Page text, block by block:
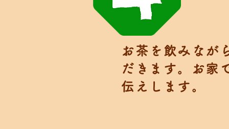
お茶を飲みなが
だきます。​お家
伝えします。